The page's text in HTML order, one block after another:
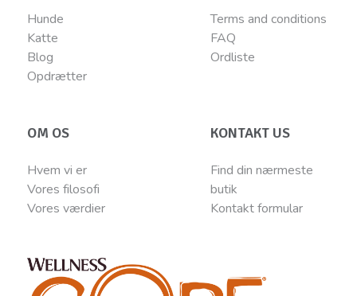
Hunde
Katte
Blog
Opdrætter
Terms and conditions
FAQ
Ordliste
OM OS
Hvem vi er
Vores filosofi
Vores værdier
KONTAKT US
Find din nærmeste
butik
Kontaktformular